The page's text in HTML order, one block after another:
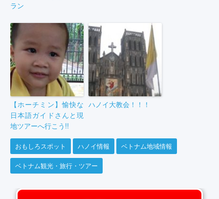
ラン
【ホーチミン】愉快な
日本語ガイドさんと現
地ツアーへ行こう!!
ハノイ大教会！！！
おもしろスポット ハノイ情報 ベトナム地域情報
ベトナム観光・旅行・ツアー